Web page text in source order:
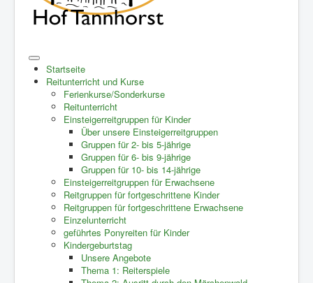
Startseite
Reitunterricht und Kurse
Ferienkurse/Sonderkurse
Reitunterricht
Einsteigerreitgruppen für Kinder
Über unsere Einsteigerreitgruppen
Gruppen für 2- bis 5-jährige
Gruppen für 6- bis 9-jährige
Gruppen für 10- bis 14-jährige
Einsteigerreitgruppen für Erwachsene
Reitgruppen für fortgeschrittene Kinder
Reitgruppen für fortgeschrittene Erwachsene
Einzelunterricht
geführtes Ponyreiten für Kinder
Kindergeburtstag
Unsere Angebote
Thema 1: Reiterspiele